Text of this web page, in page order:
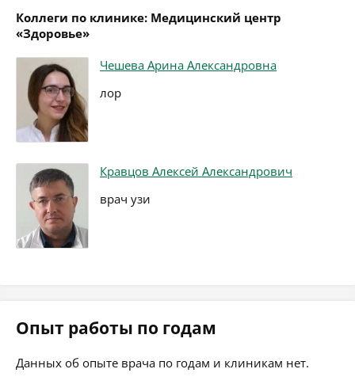
Коллеги по клинике: Медицинский центр
«Здоровье»
Чешева Арина Александровна
лор
Кравцов Алексей Александрович
врач узи
Опыт работы по годам
Данных об опыте врача по годам и клиникам нет.